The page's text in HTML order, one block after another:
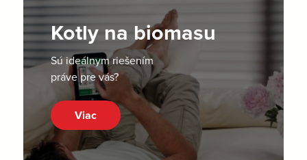
Kotly na biomasu
Sú ideálnym riešením
práve pre vás?
Viac